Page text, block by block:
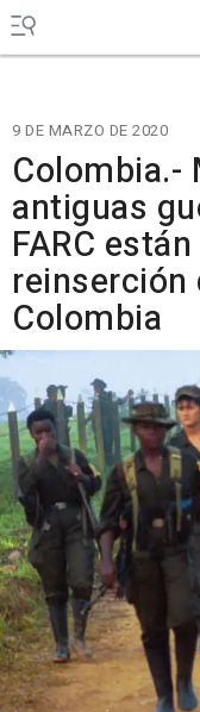
9 DE MARZO DE 2020
Colombia.-
antiguas
FARC
reinserción
Colombia